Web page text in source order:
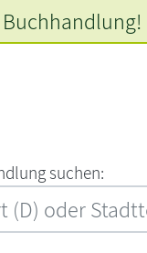
‍s‍u‍c‍h‍e‍n‍:‍
Buchhandlung!